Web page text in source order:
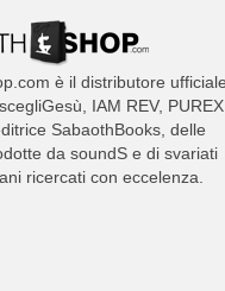
è il distributore ufficiale
IAM REV,
SabaothBooks, delle
da soundS e di svariati
ricercati con eccelenza.